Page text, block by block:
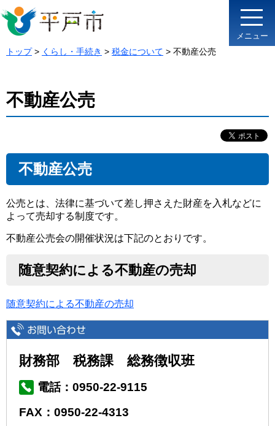
メニュー
トップ> くらし・手続き > 税金について > 不動産公売
不動産公売
不動産公売
公売とは、法律に基づいて差し押さえた財産を入札などに
よって売却する制度です。
不動産公売会の開催状況は下記のとおりです。
随意契約による不動産の売却
随意契約による不動産の売却
財務部 税務課 総務徴収班
電話：0950-22-9115
FAX：0950-22-4313